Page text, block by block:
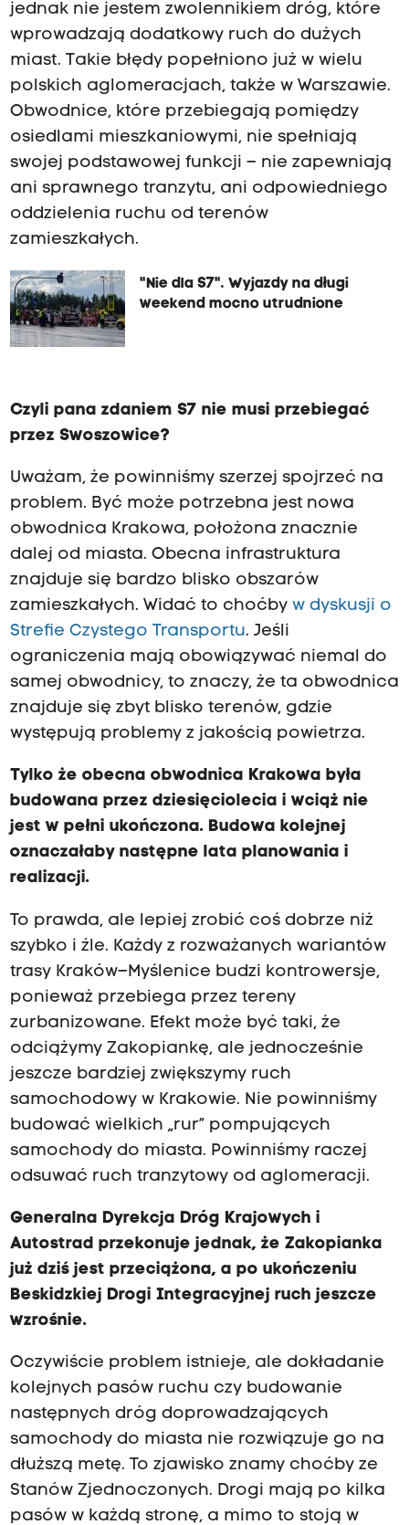
jednak nie jestem zwolennikiem dróg, które
wprowadzają dodatkowy ruch do dużych
miast. Takie błędy popełniono już w wielu
polskich aglomeracjach, także w Warszawie.
Obwodnice, które przebiegają pomiędzy
osiedlami mieszkaniowymi, nie spełniają
swojej podstawowej funkcji – nie zapewniają
ani sprawnego tranzytu, ani odpowiedniego
oddzielenia ruchu od terenów
zamieszkałych.
"Nie dla S7". Wyjazdy na długi
weekend mocno utrudnione
Czyli pana zdaniem S7 nie musi przebiegać
przez Swoszowice?
Uważam, że powinniśmy szerzej spojrzeć na
problem. Być może potrzebna jest nowa
obwodnica Krakowa, położona znacznie
dalej od miasta. Obecna infrastruktura
znajduje się bardzo blisko obszarów
zamieszkałych. Widać to choćby w dyskusji o
Strefie Czystego Transportu. Jeśli
ograniczenia mają obowiązywać niemal do
samej obwodnicy, to znaczy, że ta obwodnica
znajduje się zbyt blisko terenów, gdzie
występują problemy z jakością powietrza.
Tylko że obecna obwodnica Krakowa była
budowana przez dziesięciolecia i wciąż nie
jest w pełni ukończona. Budowa kolejnej
oznaczałaby następne lata planowania i
realizacji.
To prawda, ale lepiej zrobić coś dobrze niż
szybko i źle. Każdy z rozważanych wariantów
trasy Kraków–Myślenice budzi kontrowersje,
ponieważ przebiega przez tereny
zurbanizowane. Efekt może być taki, że
odciążymy Zakopiankę, ale jednocześnie
jeszcze bardziej zwiększymy ruch
samochodowy w Krakowie. Nie powinniśmy
budować wielkich „rur” pompujących
samochody do miasta. Powinniśmy raczej
odsuwać ruch tranzytowy od aglomeracji.
Generalna Dyrekcja Dróg Krajowych i
Autostrad przekonuje jednak, że Zakopianka
już dziś jest przeciążona, a po ukończeniu
Beskidzkiej Drogi Integracyjnej ruch jeszcze
wzrośnie.
Oczywiście problem istnieje, ale dokładanie
kolejnych pasów ruchu czy budowanie
następnych dróg doprowadzających
samochody do miasta nie rozwiązuje go na
dłuższą metę. To zjawisko znamy choćby ze
Stanów Zjednoczonych. Drogi mają po kilka
pasów w każdą stronę, a mimo to stoją w